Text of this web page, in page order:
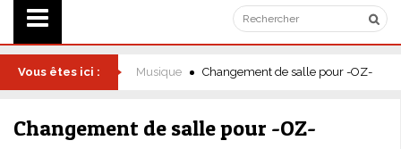
Vous êtes ici : Musique Changement de salle pour -OZ-
Changement de salle pour -OZ-